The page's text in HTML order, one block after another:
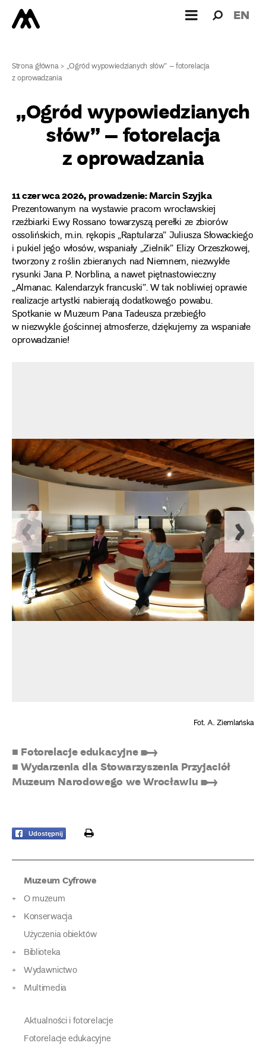
dla: EN
Strona główna>„Ogród wypowiedzianych słów” – fotorelacja
z oprowadzania
„Ogród wypowiedzianych
słów” – fotorelacja
z oprowadzania
11 czerwca 2026, prowadzenie: Marcin Szyjka
Prezentowanym na wystawie pracom wrocławskiej
rzeźbiarki Ewy Rossano towarzyszą perełki ze zbiorów
ossolińskich, m.in. rękopis „Raptularza” Juliusza Słowackiego
i pukiel jego włosów, wspaniały „Zielnik” Elizy Orzeszkowej,
tworzony z roślin zbieranych nad Niemnem, niezwykłe
rysunki Jana P. Norblina, a nawet piętnastowieczny
„Almanac. Kalendarzyk francuski”. W tak nobliwiej oprawie
realizacje artystki nabierają dodatkowego powabu.
Spotkanie w Muzeum Pana Tadeusza przebiegło
w niezwykle gościnnej atmosferze, dziękujemy za wspaniałe
oprowadzanie!
Fot. A. Ziemlańska
■ Fotorelacje edukacyjne ➸
■ Wydarzenia dla Stowarzyszenia Przyjaciół
Muzeum Narodowego we Wrocławiu ➸
Udostępnij print
Muzeum Cyfrowe
O muzeum
Konserwacja
Użyczenia obiektów
Biblioteka
Wydawnictwo
Multimedia
Aktualności i fotorelacje
Fotorelacje edukacyjne